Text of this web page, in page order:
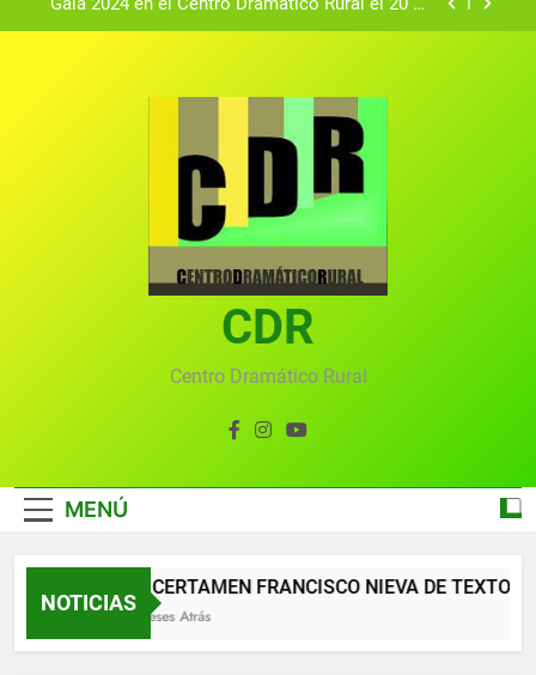
Gala 2024 en el Centro Dramático Rural el 20 de
convocado por el Centro Dramático Rural de Mira
(Cuenca)
Gala anual virtual del Centro Dramático Rural de
Gala del Centro Dramático Rural 2025
Gala 2024 en el Centro Dramático Rural el 20 de
Textos seleccionados en el VI Certamen
Francisco Nieva de piezas breves teatrales
convocado por el Centro Dramático Rural de Mira
Gala anual virtual del Centro Dramático Rural de
CDR
Centro Dramático Rural
MENÚ
NOTICIAS
XII CERTAMEN FRANCISCO NIEVA DE TEXTOS
2 Meses Atrás